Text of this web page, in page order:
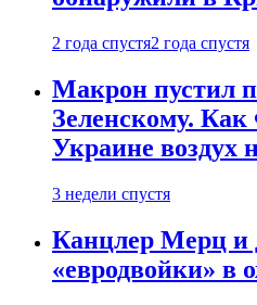
2 года спустя2 года спустя
Макрон пустил
Зеленскому.
Украине воздух
3 недели спустя
Канцлер Мерц и
«евродвойки» в